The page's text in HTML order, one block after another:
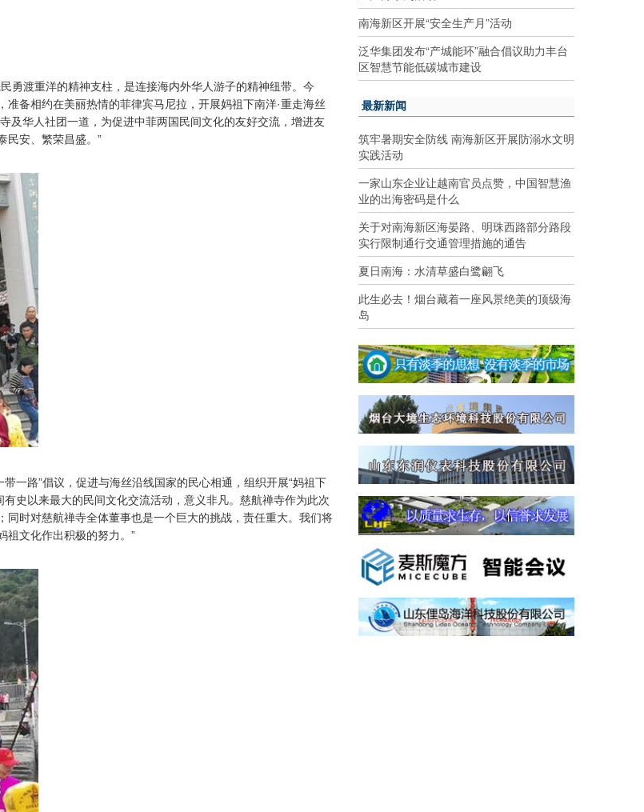
渡重洋的精神支柱，是连接海内外华人游子的精神纽带。今
备相约在美丽热情的菲律宾马尼拉，开展妈祖下南洋·重走海丝
及华人社团一道，为促进中菲两国民间文化的友好交流，增进友
民安、繁荣昌盛。”
路”倡议，促进与海丝沿线国家的民心相通，组织开展“妈祖下
史以来最大的民间文化交流活动，意义非凡。慈航禅寺作为此次
时对慈航禅寺全体董事也是一个巨大的挑战，责任重大。我们将
祖文化作出积极的努力。”
南海新区开展“安全生产月”活动
泛华集团发布“产城能环”融合倡议助力丰台
区智慧节能低碳城市建设
最新新闻
筑牢暑期安全防线 南海新区开展防溺水文明
实践活动
一家山东企业让越南官员点赞，中国智慧渔
业的出海密码是什么
关于对南海新区海晏路、明珠西路部分路段
实行限制通行交通管理措施的通告
夏日南海：水清草盛白鹭翩飞
此生必去！烟台藏着一座风景绝美的顶级海
岛